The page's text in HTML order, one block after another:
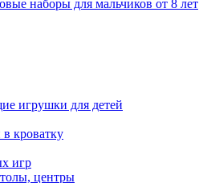
наборы для мальчиков от 8 лет
игрушки для детей
кроватку
игр
центры